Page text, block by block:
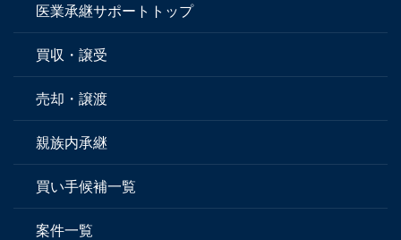
医業承継サポートトップ
買収・譲受
売却・譲渡
親族内承継
買い手候補一覧
案件一覧